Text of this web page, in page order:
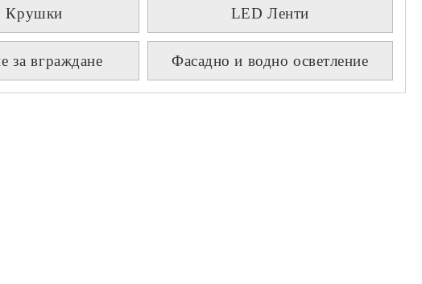
Крушки LED Ленти
за вграждане Фасадно и водно осветление